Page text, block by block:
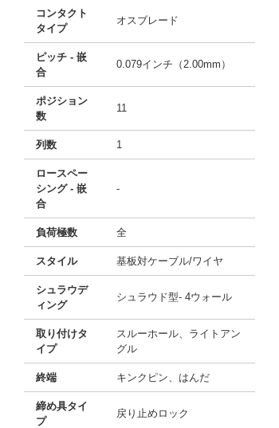
コンタクト
タイプ
オスブレード
ピッチ - 嵌
合
0.079インチ（2.00mm）
ポジション
数
11
列数 1
ロースペー
シング - 嵌
合
-
負荷極数 全
スタイル 基板対ケーブル/ワイヤ
シュラウデ
ィング
シュラウド型- 4ウォール
取り付けタ
イプ
スルーホール、ライトアン
グル
終端 キンクピン、はんだ
締め具タイ
プ
戻り止めロック